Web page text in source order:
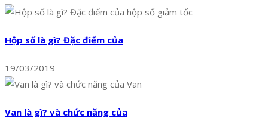
Hộp số là gì? Đặc điểm của
19/03/2019
Van là gì? và chức năng của